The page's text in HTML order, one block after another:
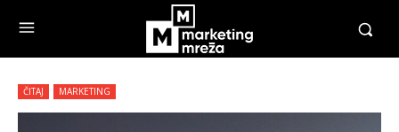
ČITAJ MARKETING